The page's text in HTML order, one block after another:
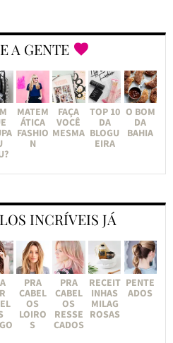
A GENTE
MATEM
ÁTICA
FASHIO
N
FAÇA
VOCÊ
MESMA
TOP 10
DA
BLOGU
EIRA
O BOM
DA
BAHIA
INCRÍVEIS JÁ
PRA
CABEL
OS
LOIRO
S
PRA
CABEL
OS
RESSE
CADOS
RECEIT
INHAS
MILAG
ROSAS
PENTE
ADOS